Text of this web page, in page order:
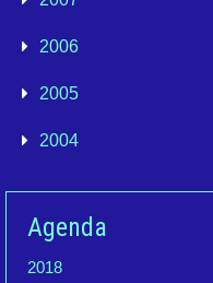
2006
2005
2004
Agenda
2018